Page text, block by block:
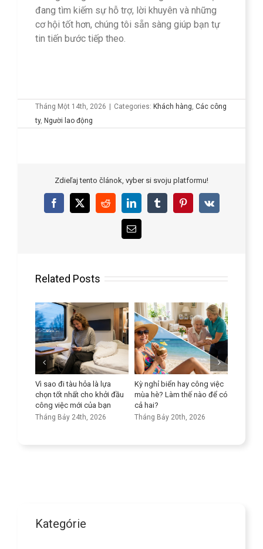
đang tìm kiếm sự hỗ trợ, lời khuyên và những
cơ hội tốt hơn, chúng tôi sẵn sàng giúp bạn tự
tin tiến bước tiếp theo.
Tháng Một 14th, 2026 Categories: Khách hàng, Các công
ty, Người lao động
Zdieľaj tento článok, vyber si svoju platformu!
Facebook
X RedditLinkedInTumblrPinterest
Vk
Email
Related Posts
Vì sao đi tàu hỏa là lựa
chọn tốt nhất cho khởi đầu
công việc mới của bạn
Tháng Bảy 24th, 2026
Kỳ nghỉ biển hay công việc
mùa hè? Làm thế nào để có
cả hai?
Tháng Bảy 20th, 2026
Kategórie